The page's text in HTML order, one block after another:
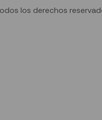
los derechos